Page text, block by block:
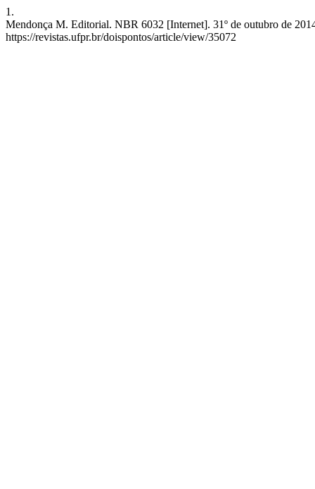
1.
Mendonça M. Editorial. NBR 6032 [Internet]. 31º de outubro de
https://revistas.ufpr.br/doispontos/article/view/35072